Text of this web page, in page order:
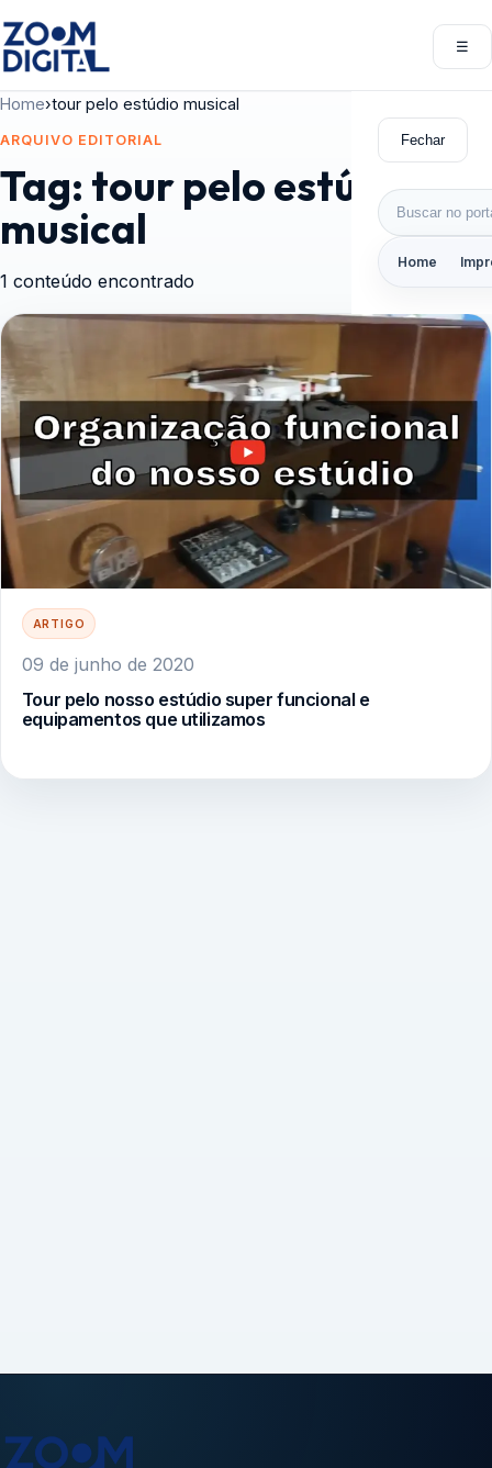
☰
Fechar
Buscar por:
Home
Home›tour pelo estúdio musical
ARQUIVO EDITORIAL
Tag: tour pelo estúdio
musical
1 conteúdo encontrado
ARTIGO
09 de junho de 2020
Tour pelo nosso estúdio super funcional e
equipamentos que utilizamos